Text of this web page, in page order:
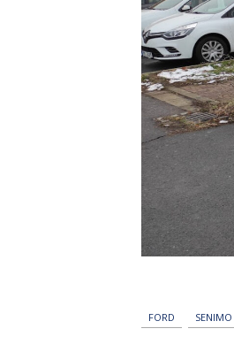
FORD SENIMO